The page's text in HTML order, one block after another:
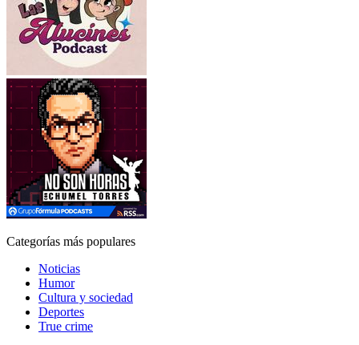
Categorías más populares
Noticias
Humor
Cultura y sociedad
Deportes
True crime